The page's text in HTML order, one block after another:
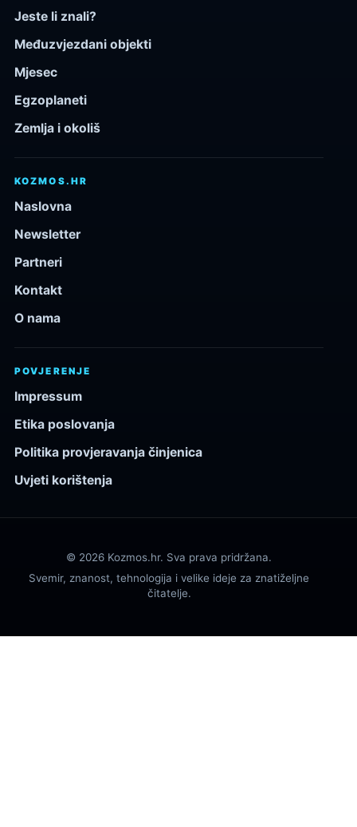
Jeste li znali?
Međuzvjezdani objekti
Mjesec
Egzoplaneti
Zemlja i okoliš
KOZMOS.HR
Naslovna
Newsletter
Partneri
Kontakt
O nama
POVJERENJE
Impressum
Etika poslovanja
Politika provjeravanja činjenica
Uvjeti korištenja
© 2026 Kozmos.hr. Sva prava pridržana.
Svemir, znanost, tehnologija i velike ideje za znatiželjne
čitatelje.